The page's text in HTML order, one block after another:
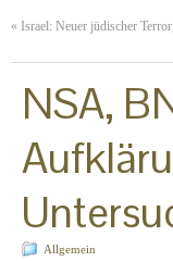
« Israel: Neuer jüdischer
NSA,
Allgemein